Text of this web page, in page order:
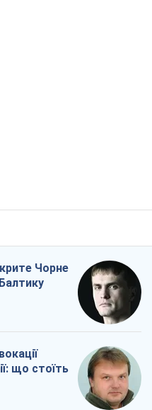
Чорне
що стоїть